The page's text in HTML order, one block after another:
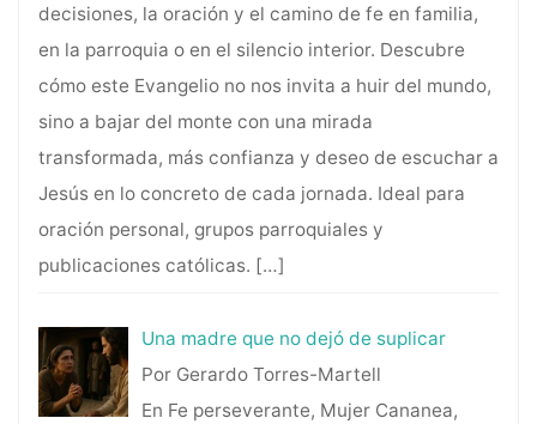
decisiones, la oración y el camino de fe en familia,
en la parroquia o en el silencio interior. Descubre
cómo este Evangelio no nos invita a huir del mundo,
sino a bajar del monte con una mirada
transformada, más confianza y deseo de escuchar a
Jesús en lo concreto de cada jornada. Ideal para
oración personal, grupos parroquiales y
publicaciones católicas. […]
Una madre que no dejó de suplicar
Por Gerardo Torres-Martell
En Fe perseverante, Mujer Cananea,